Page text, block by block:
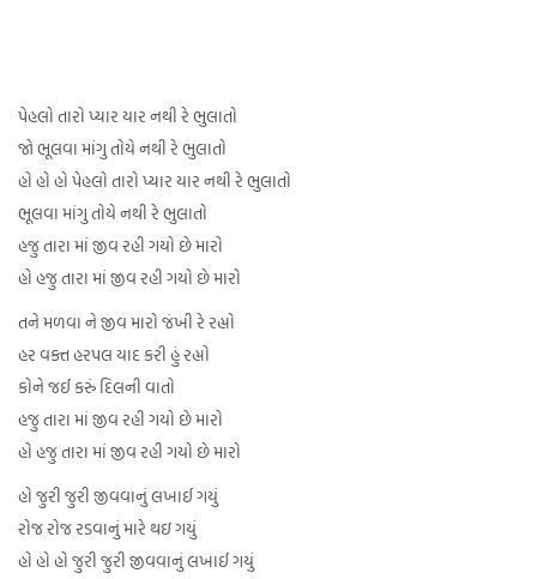
પેહલો તારો પ્યાર યાર નથી રે ભુલાતો
જો ભૂલવા માંગુ તોયે નથી રે ભુલાતો
હો હો હો પેહલો તારો પ્યાર યાર નથી રે ભુલાતો
ભૂલવા માંગુ તોયે નથી રે ભુલાતો
હજુ તારા માં જીવ રહી ગયો છે મારો
હો હજુ તારા માં જીવ રહી ગયો છે મારો
તને મળવા ને જીવ મારો જંખી રે રહ્યો
હર વક્ત હરપલ યાદ કરી હું રહ્યો
કોને જઈ કરું દિલની વાતો
હજુ તારા માં જીવ રહી ગયો છે મારો
હો હજુ તારા માં જીવ રહી ગયો છે મારો
હો જુરી જુરી જીવવાનું લખાઈ ગયું
રોજ રોજ રડવાનું મારે થઇ ગયું
હો હો હો જુરી જુરી જીવવાનું લખાઈ ગયું